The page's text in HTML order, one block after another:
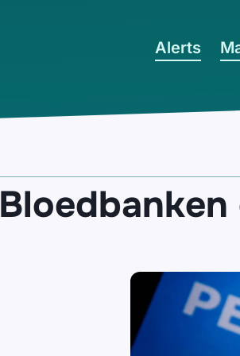
Alerts